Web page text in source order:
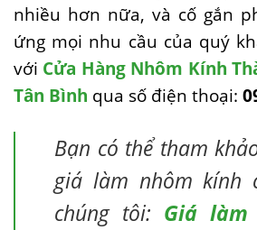
nhiều hơn nữa, và cố gắn
ứng mọi nhu cầu của quý
với Cửa Hàng Nhôm Kính
Tân Bình qua số điện thoại:
Bạn có thể tham
giá làm nhôm kính
chúng tôi: Giá làm